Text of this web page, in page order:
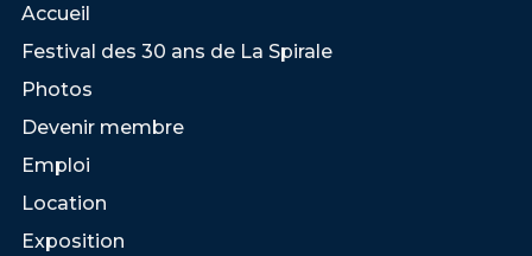
Accueil
Festival des 30 ans de La Spirale
Photos
Devenir membre
Emploi
Location
Exposition